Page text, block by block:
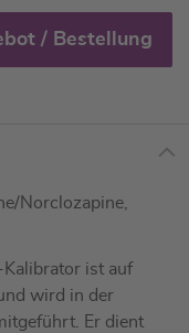
/ Bestellung
Norclozapine,
ist auf
wird in der
Er dient